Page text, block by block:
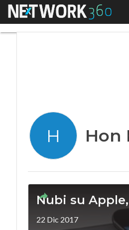
Menu
H Hon
Nubi su
22 Dic 2017